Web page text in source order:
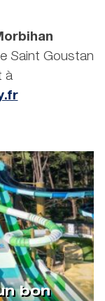
Saint Goustan
à
bon